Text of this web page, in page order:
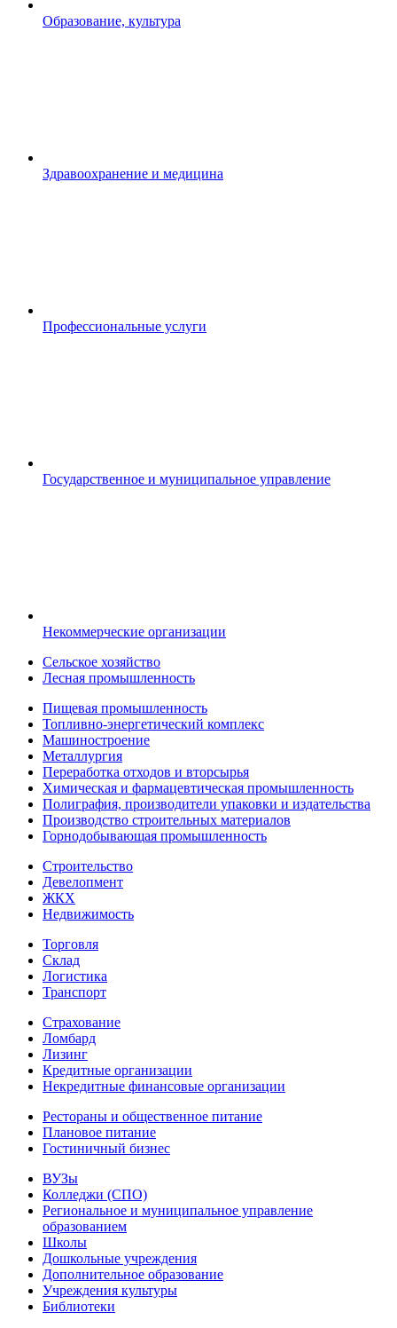
Образование, культура
Здравоохранение и медицина
Профессиональные услуги
Государственное и муниципальное управление
Некоммерческие организации
Сельское хозяйство
Лесная промышленность
Пищевая промышленность
Топливно-энергетический комплекс
Машиностроение
Металлургия
Переработка отходов и вторсырья
Химическая и фармацевтическая промышленность
Полиграфия, производители упаковки и издательства
Производство строительных материалов
Горнодобывающая промышленность
Строительство
Девелопмент
ЖКХ
Недвижимость
Торговля
Склад
Логистика
Транспорт
Страхование
Ломбард
Лизинг
Кредитные организации
Некредитные финансовые организации
Рестораны и общественное питание
Плановое питание
Гостиничный бизнес
ВУЗы
Колледжи (СПО)
Региональное и муниципальное управление
образованием
Школы
Дошкольные учреждения
Дополнительное образование
Учреждения культуры
Библиотеки